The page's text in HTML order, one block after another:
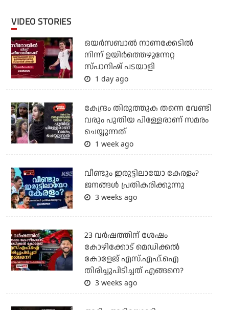
VIDEO STORIES
ഒയര്‍സബാൽ നാണക്കേടിൽ
നിന്ന് ഉയിർത്തെഴുന്നേറ്റ
സ്പാനിഷ് പടയാളി
1 day ago
കേന്ദ്രം തിരുത്തുക തന്നെ വേണ്ടി
വരും പുതിയ പിള്ളേരാണ് സമരം
ചെയ്യുന്നത്
1 week ago
വീണ്ടും ഇരുട്ടിലായോ കേരളം?
ജനങ്ങൾ പ്രതികരിക്കുന്നു
3 weeks ago
23 വർഷത്തിന് ശേഷം
കോഴിക്കോട് മെഡിക്കൽ
കോളേജ് എസ്.എഫ്.ഐ
തിരിച്ചുപിടിച്ചത് എങ്ങനെ?
3 weeks ago